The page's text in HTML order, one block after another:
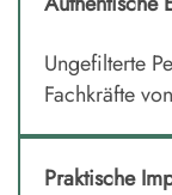
Ungefilterte
Fachkräfte
Praktische